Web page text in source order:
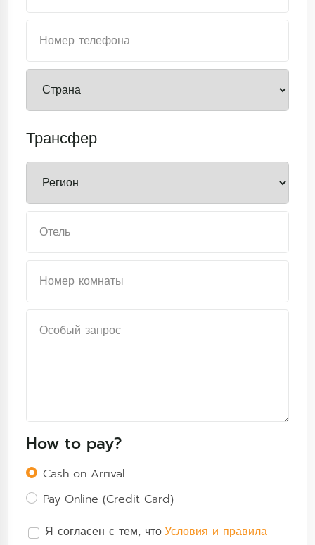
Трансфер
How to pay?
Cash on Arrival
Pay Online (Credit Card)
Я согласен с тем, чтоУсловия и правила